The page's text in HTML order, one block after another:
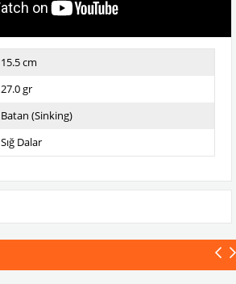
15.5 cm
27.0 gr
Batan (Sinking)
Sığ Dalar